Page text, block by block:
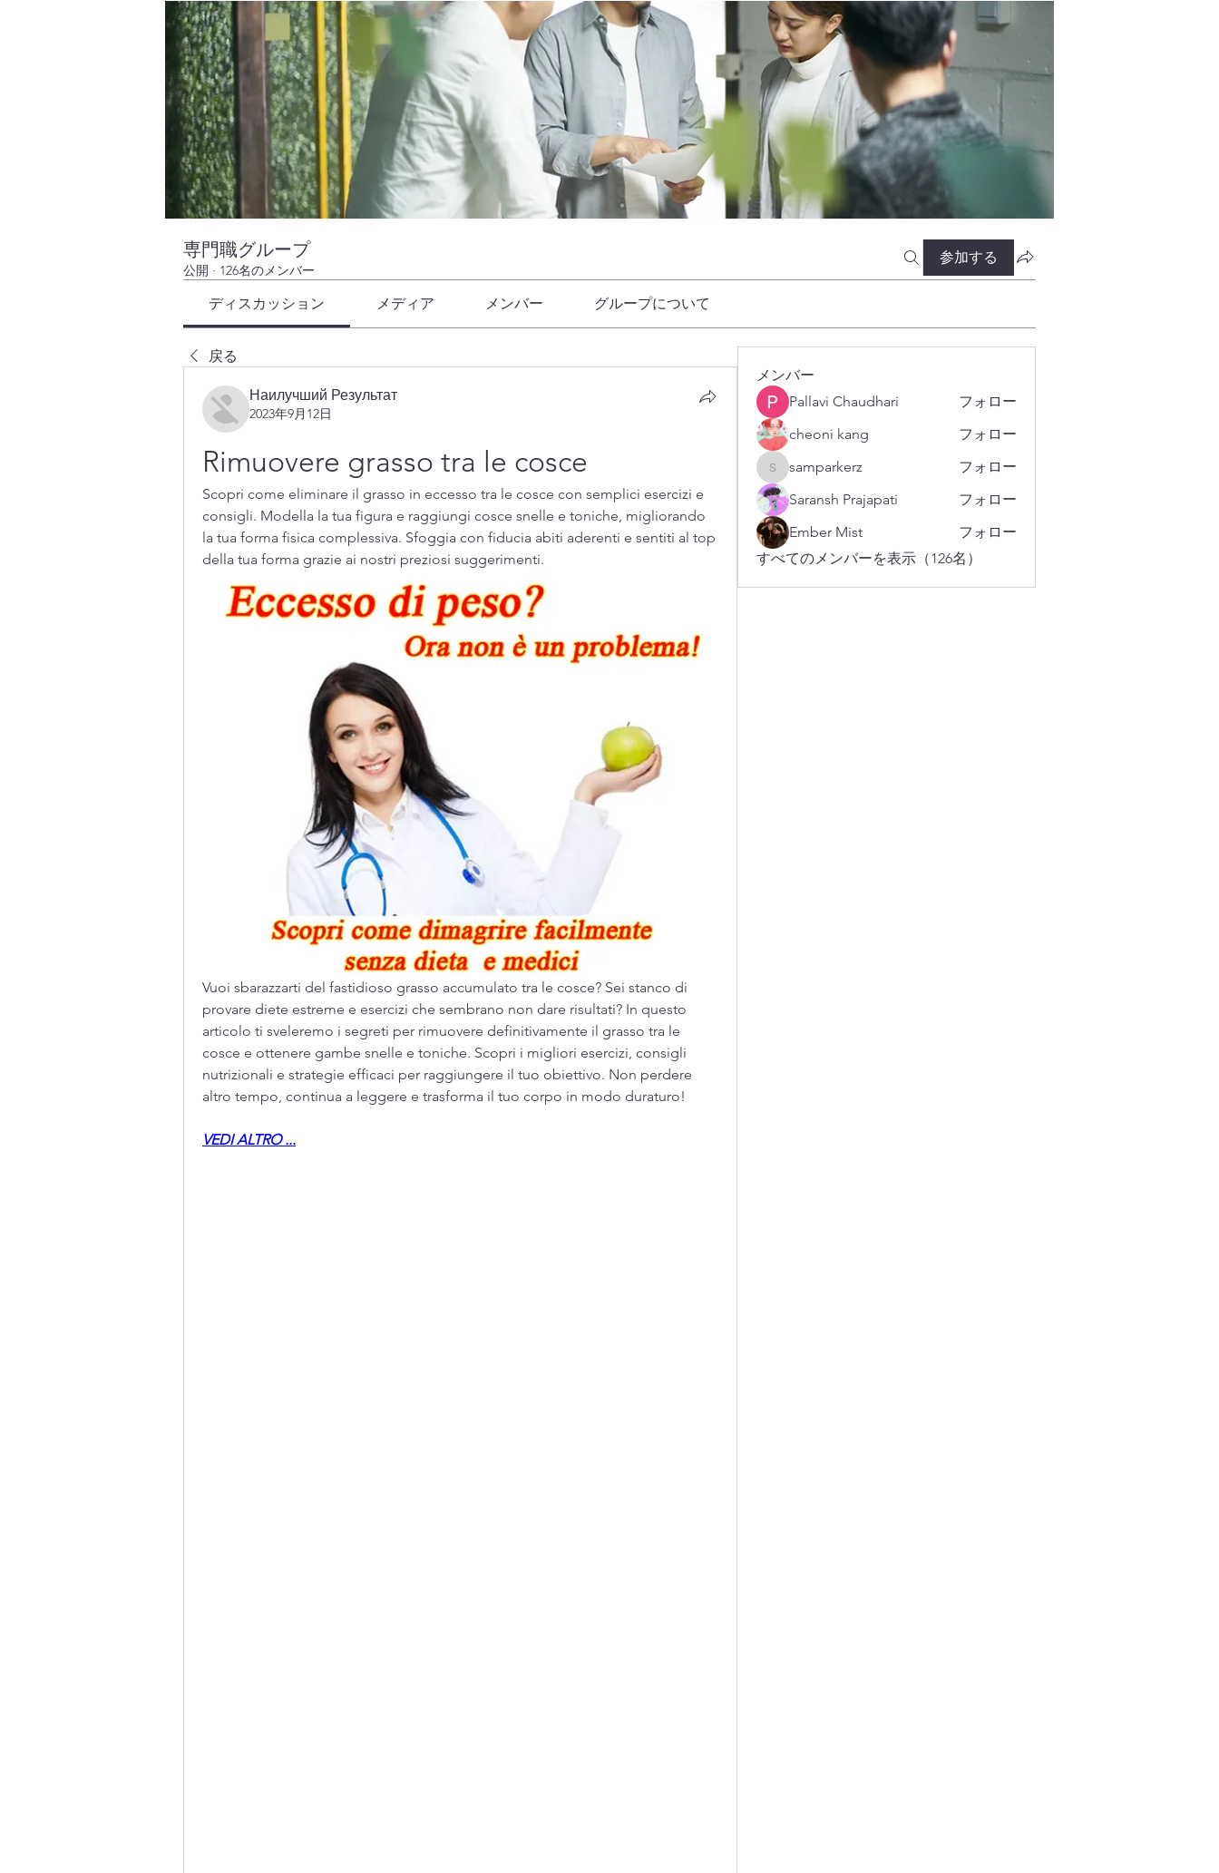
専門職グループ
公開 · 126名のメンバー
参加する
ディスカッション メディア メンバー グループについて
戻る
Наилучший Результат
2023年9月12日
Rimuovere grasso tra le cosce
Scopri come eliminare il grasso in eccesso tra le cosce con semplici esercizi e
consigli. Modella la tua figura e raggiungi cosce snelle e toniche, migliorando
la tua forma fisica complessiva. Sfoggia con fiducia abiti aderenti e sentiti al top
della tua forma grazie ai nostri preziosi suggerimenti.
Vuoi sbarazzarti del fastidioso grasso accumulato tra le cosce? Sei stanco di
provare diete estreme e esercizi che sembrano non dare risultati? In questo
articolo ti sveleremo i segreti per rimuovere definitivamente il grasso tra le
cosce e ottenere gambe snelle e toniche. Scopri i migliori esercizi, consigli
nutrizionali e strategie efficaci per raggiungere il tuo obiettivo. Non perdere
altro tempo, continua a leggere e trasforma il tuo corpo in modo duraturo!
VEDI ALTRO ...
メンバー
Pallavi Chaudhari
フォロー
cheoni kang
フォロー
samparkerz
samparkerz
フォロー
Saransh Prajapati
フォロー
Ember Mist
フォロー
すべてのメンバーを表示（126名）